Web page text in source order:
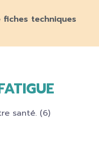
fiches techniques